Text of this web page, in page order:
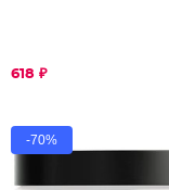
618 ₽
-70%